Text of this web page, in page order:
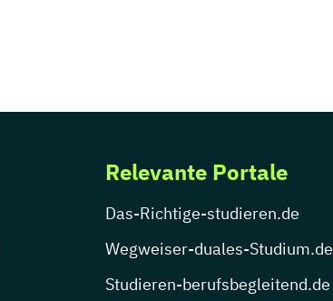
Relevante Portale
Das-Richtige-studieren.de
Wegweiser-duales-Studium.de
Studieren-berufsbegleitend.de